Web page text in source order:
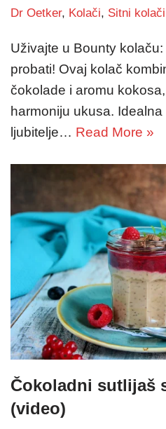
Dr Oetker, Kolači, Sitni kolači
Uživajte u Bounty
probati! Ovaj kolač
čokolade i aromu
harmoniju ukusa.
ljubitelje… Read More »
Čokoladni sutlijaš
(video)